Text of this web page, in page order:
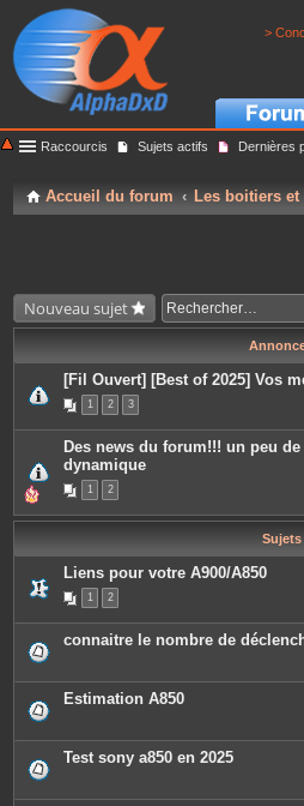
>
Raccourcis Sujets actifs Dernières
Accueil du forum Les boitiers
Nouveau sujet
[Fil Ouvert] [Best of 2025] Vos
1 2 3
Des news du forum!!! un peu
dynamique
1 2
Sujets
Liens pour votre A900/A850
1 2
connaitre le nombre de
Estimation A850
Test sony a850 en 2025